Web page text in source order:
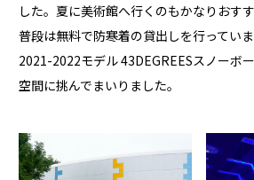
した。夏に美術館へ行くのもかなりおす
普段は無料で防寒着の貸出しを行ってい
2021-2022モデル 43DEGREESスノーボ
空間に挑んでまいりました。